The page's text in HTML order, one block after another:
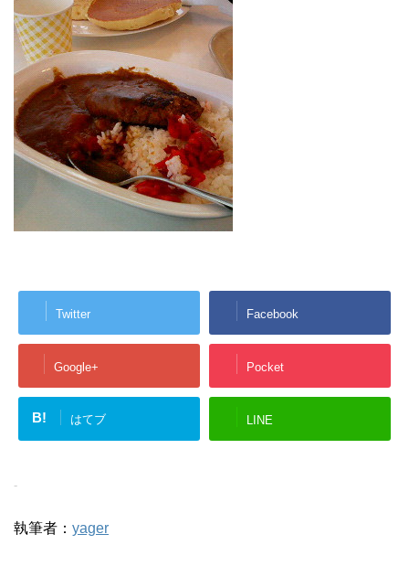
Twitter Facebook
Google+ Pocket
B! はてブ LINE
-
執筆者： yager